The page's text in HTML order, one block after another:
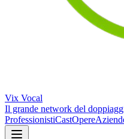
Vix Vocal
Il grande network del
ProfessionistiCastOpere